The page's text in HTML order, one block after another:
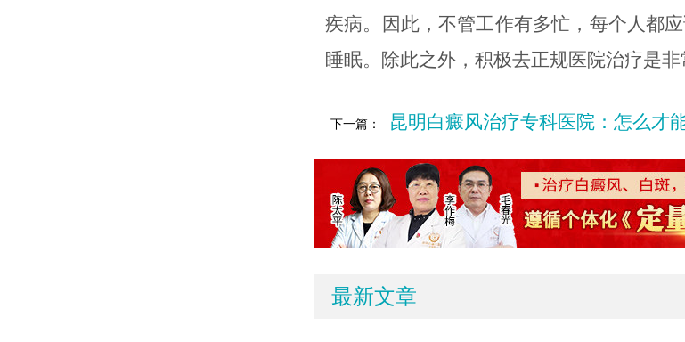
疾病。因此，不管工作有多忙，每个人都
睡眠。除此之外，积极去正规医院治疗是非
下一篇： 昆明白癜风治疗专科医院：怎么才
最新文章